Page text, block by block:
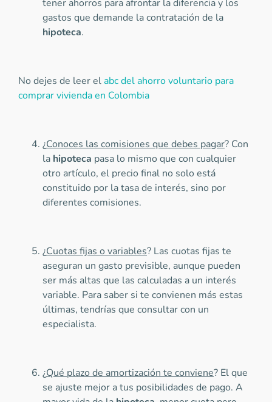
tener ahorros para afrontar la diferencia y los
gastos que demande la contratación de la
hipoteca.
No dejes de leer elabc del ahorro voluntario para
comprar vivienda en Colombia
¿Conoces las comisiones que debes pagar? Con
la hipoteca pasa lo mismo que con cualquier
otro artículo, el precio final no solo está
constituido por la tasa de interés, sino por
diferentes comisiones.
¿Cuotas fijas o variables? Las cuotas fijas te
aseguran un gasto previsible, aunque pueden
ser más altas que las calculadas a un interés
variable. Para saber si te convienen más estas
últimas, tendrías que consultar con un
especialista.
¿Qué plazo de amortización te conviene? El que
se ajuste mejor a tus posibilidades de pago. A